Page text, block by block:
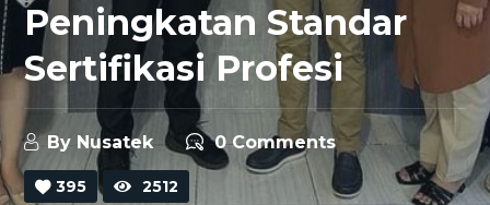
Peningkatan Standar
Sertifikasi Profesi
By Nusatek 0 Comments
395 2512